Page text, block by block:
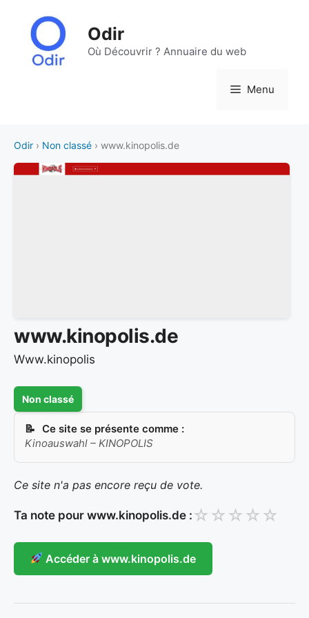
contenu
Odir
Où Découvrir ? Annuaire du web
Menu
Odir › Non classé › www.kinopolis.de
www.kinopolis.de
Www.kinopolis
Non classé
Ce site se présente comme :
Kinoauswahl – KINOPOLIS
Ce site n'a pas encore reçu de vote.
Ta note pour www.kinopolis.de : ☆ ☆ ☆ ☆ ☆
Accéder à www.kinopolis.de